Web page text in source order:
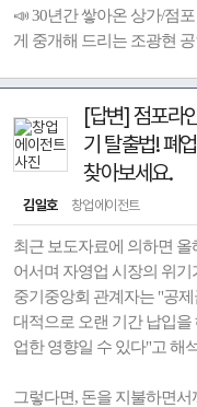
📣 30년간 쌓아온 상가/점
게 중개해 드리는 조광현
[답변] 점포라
기 탈출법! 폐
찾아보세요.
김일호 창업에이전트
최근 보도자료에 의하면
어서며 자영업 시장의 위
중기중앙회 관계자는 "공
대적으로 오랜 기간 납입을
업한 영향일 수 있다"고 해
그렇다면, 돈을 지불하면